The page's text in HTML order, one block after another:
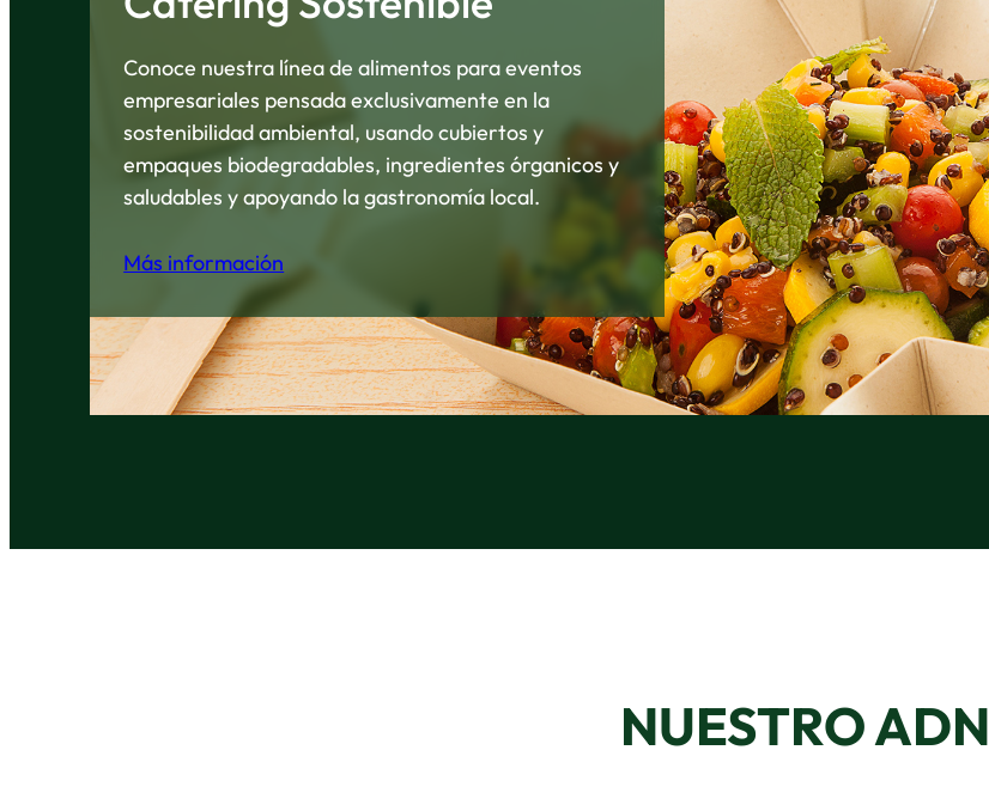
Conoce nuestra línea de alimentos para eventos
empresariales pensada exclusivamente en la
sostenibilidad ambiental, usando cubiertos y
empaques biodegradables, ingredientes órganicos y
saludables y apoyando la gastronomía local.
Más información
NUESTRO ADN